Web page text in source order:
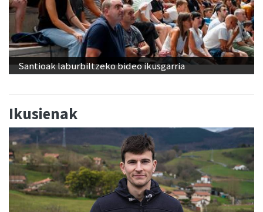
Santioak laburbiltzeko bideo ikusgarria
Ikusienak